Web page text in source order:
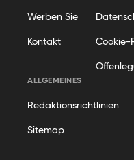
Werben Sie
Kontakt Cookie-
ALLGEMEINES
Redaktionsrichtlinien
Sitemap